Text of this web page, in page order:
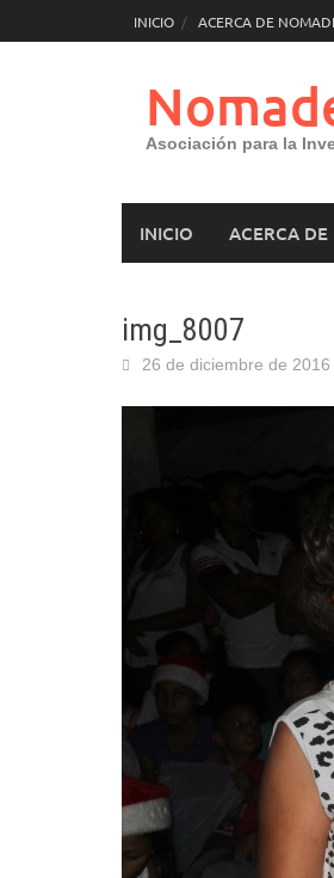
al
INICIO ACERCA DE
Asociación para la
INICIO ACERCA
img_8007
26 de diciembre de 2016